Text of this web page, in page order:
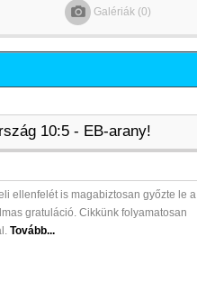
Galériák (0)
10:5 - EB-arany!
ellenfelét is magabiztosan győzte le a
gratuláció. Cikkünk folyamatosan
Tovább...